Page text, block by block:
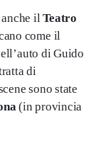
anche ilTeatro
come il
di Guido
di
sono state
(in provincia